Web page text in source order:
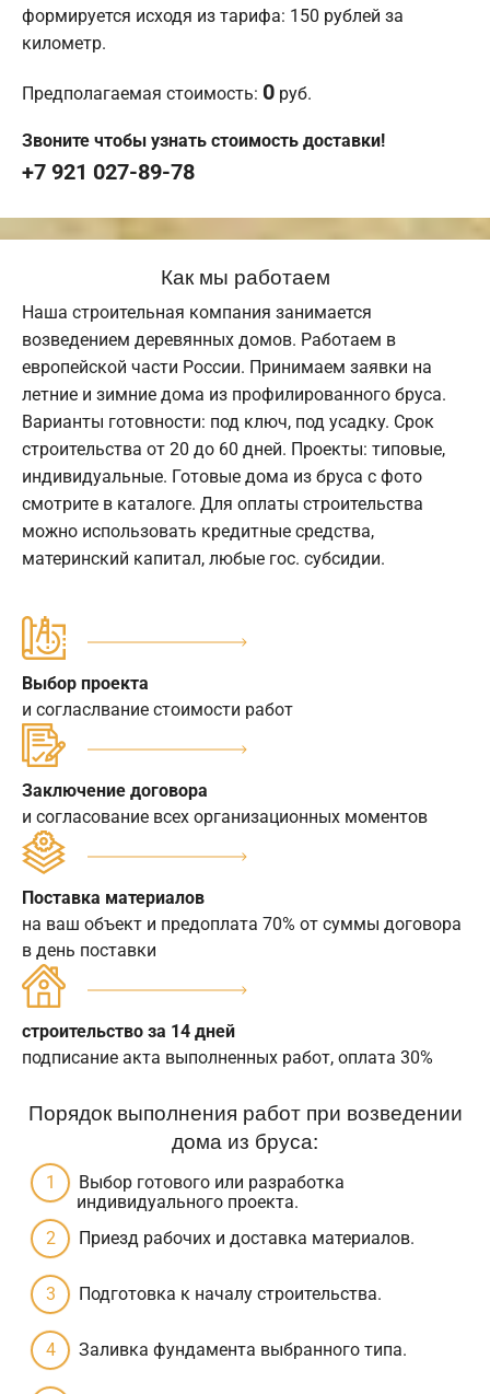
формируется исходя из тарифа: 150 рублей за
километр.
Предполагаемая стоимость: 0 руб.
Звоните чтобы узнать стоимость доставки!
+7 921 027-89-78
Как мы работаем
Наша строительная компания занимается
возведением деревянных домов. Работаем в
европейской части России. Принимаем заявки на
летние и зимние дома из профилированного бруса.
Варианты готовности: под ключ, под усадку. Срок
строительства от 20 до 60 дней. Проекты: типовые,
индивидуальные. Готовые дома из бруса с фото
смотрите в каталоге. Для оплаты строительства
можно использовать кредитные средства,
материнский капитал, любые гос. субсидии.
Выбор проекта
и согласлвание стоимости работ
Заключение договора
и согласование всех организационных моментов
Поставка материалов
на ваш объект и предоплата 70% от суммы договора
в день поставки
строительство за 14 дней
подписание акта выполненных работ, оплата 30%
Порядок выполнения работ при возведении
дома из бруса:
Выбор готового или разработка
индивидуального проекта.
Приезд рабочих и доставка материалов.
Подготовка к началу строительства.
Заливка фундамента выбранного типа.